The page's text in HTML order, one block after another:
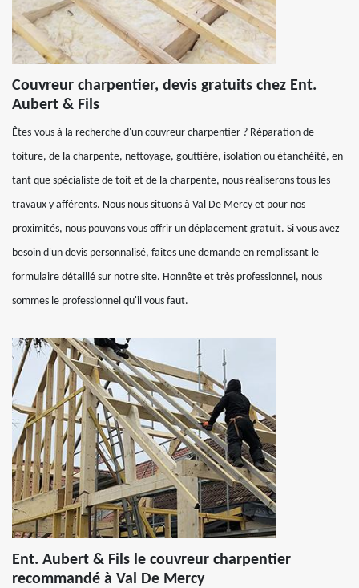
Couvreur charpentier, devis gratuits chez Ent.
Aubert & Fils
Êtes-vous à la recherche d'un couvreur charpentier ? Réparation de
toiture, de la charpente, nettoyage, gouttière, isolation ou étanchéité, en
tant que spécialiste de toit et de la charpente, nous réaliserons tous les
travaux y afférents. Nous nous situons à Val De Mercy et pour nos
proximités, nous pouvons vous offrir un déplacement gratuit. Si vous avez
besoin d'un devis personnalisé, faites une demande en remplissant le
formulaire détaillé sur notre site. Honnête et très professionnel, nous
sommes le professionnel qu'il vous faut.
Ent. Aubert & Fils le couvreur charpentier
recommandé à Val De Mercy